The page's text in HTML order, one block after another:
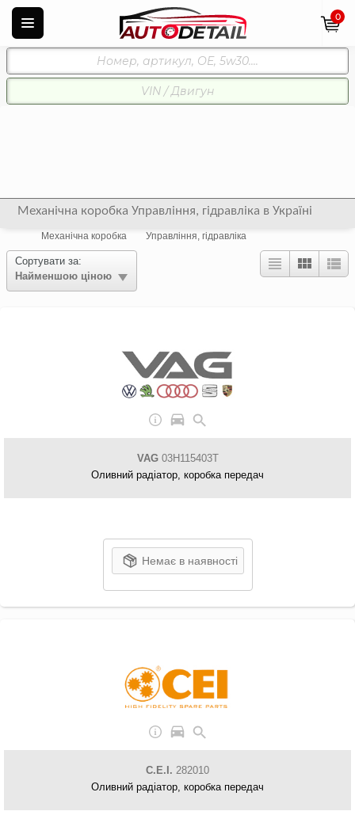
0
Механічна коробка Управління, гідравліка в Україні
Механічна коробка Управління, гідравліка
Сортувати за:
Найменшою ціною
VAG03H115403T
Оливний радіатор, коробка передач
Немає в наявності
C.E.I. 282010
Оливний радіатор, коробка передач